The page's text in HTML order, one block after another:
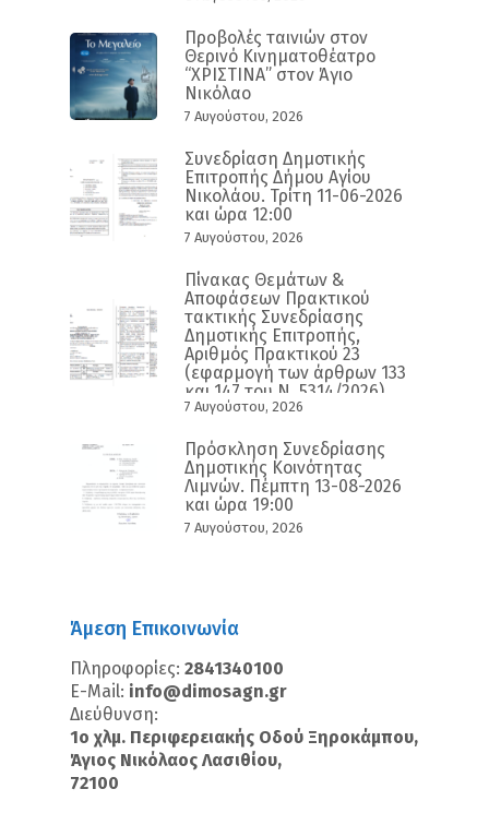
Προβολές ταινιών στον
Θερινό Κινηματοθέατρο
“ΧΡΙΣΤΙΝΑ” στον Άγιο
Νικόλαο
7 Αυγούστου, 2026
Συνεδρίαση Δημοτικής
Επιτροπής Δήμου Αγίου
Νικολάου. Τρίτη 11-06-2026
και ώρα 12:00
7 Αυγούστου, 2026
Πίνακας Θεμάτων &
Αποφάσεων Πρακτικού
τακτικής Συνεδρίασης
Δημοτικής Επιτροπής,
Αριθμός Πρακτικού 23
(εφαρμογή των άρθρων 133
και 147 του Ν. 5314/2026)
7 Αυγούστου, 2026
Πρόσκληση Συνεδρίασης
Δημοτικής Κοινότητας
Λιμνών. Πέμπτη 13-08-2026
και ώρα 19:00
7 Αυγούστου, 2026
Άμεση Επικοινωνία
Πληροφορίες: 2841340100
E-Mail: info@dimosagn.gr
Διεύθυνση:
1ο χλμ. Περιφερειακής Οδού Ξηροκάμπου,
Άγιος Νικόλαος Λασιθίου,
72100